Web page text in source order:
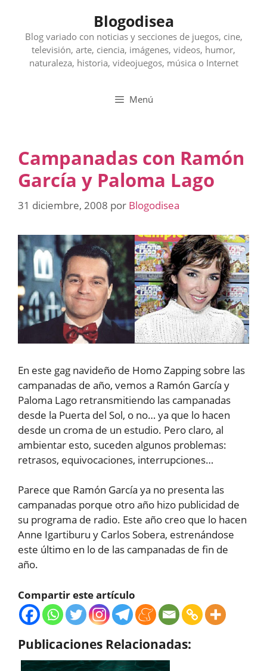
contenido
Blogodisea
Blog variado con noticias y secciones de juegos, cine,
televisión, arte, ciencia, imágenes, videos, humor,
naturaleza, historia, videojuegos, música o Internet
Menú
Campanadas con Ramón
García y Paloma Lago
31 diciembre, 2008 por Blogodisea
En este gag navideño de Homo Zapping sobre las
campanadas de año, vemos a Ramón García y
Paloma Lago retransmitiendo las campanadas
desde la Puerta del Sol, o no… ya que lo hacen
desde un croma de un estudio. Pero claro, al
ambientar esto, suceden algunos problemas:
retrasos, equivocaciones, interrupciones…
Parece que Ramón García ya no presenta las
campanadas porque otro año hizo publicidad de
su programa de radio. Este año creo que lo hacen
Anne Igartiburu y Carlos Sobera, estrenándose
este último en lo de las campanadas de fin de
año.
Compartir este artículo
Publicaciones Relacionadas: